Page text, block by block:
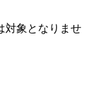
対象となりませ